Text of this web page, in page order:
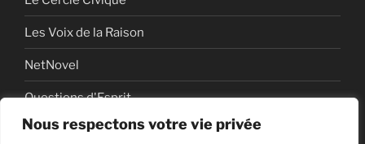
Nous respectons votre vie privée
Les Voix de la Raison
NetNovel
Questions d'Esprit
Série